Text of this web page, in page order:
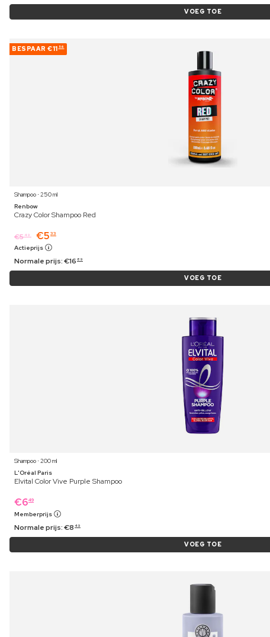
VOEG TOE
BESPAAR €11 56
Shampoo ⋅ 250 ml
Renbow
Crazy Color Shampoo Red
€5 49 €5 33
Actieprijs
Normale prijs:€16 89
VOEG TOE
Shampoo ⋅ 200 ml
L'Oréal Paris
Elvital Color Vive Purple Shampoo
€649
Memberprijs
Normale prijs:€8 49
VOEG TOE